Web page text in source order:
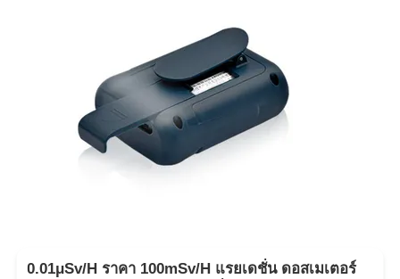
0.01μSv/H ราคา 100mSv/H แรยเดชั่น ดอสเมเตอร์